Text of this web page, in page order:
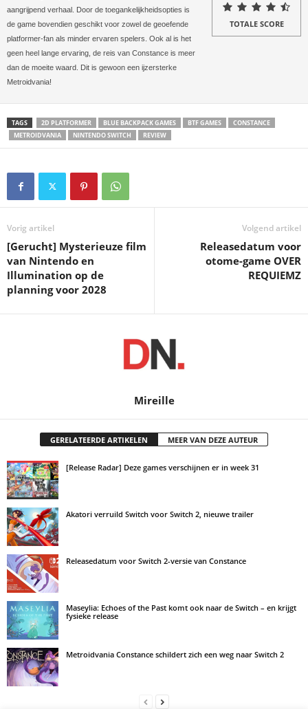
aangrijpend verhaal. Door de toegankelijkheidsopties is
de game bovendien geschikt voor zowel de geoefende
platformer-fan als minder ervaren spelers. Ook al is het
geen heel lange ervaring, de reis van Constance is meer
dan de moeite waard. Dit is gewoon een ijzersterke
Metroidvania!
TOTALE SCORE
TAGS 2D PLATFORMER BLUE BACKPACK GAMES BTF GAMES
CONSTANCE
METROIDVANIA
NINTENDO SWITCH REVIEW
Vorig artikel
[Gerucht] Mysterieuze film
van Nintendo en
Illumination op de
planning voor 2028
Volgend artikel
Releasedatum voor
otome-game OVER
REQUIEMZ
Mireille
GERELATEERDE ARTIKELEN MEER VAN DEZE AUTEUR
[Release Radar] Deze games verschijnen er in week 31
Akatori verruild Switch voor Switch 2, nieuwe trailer
Releasedatum voor Switch 2-versie van Constance
Maseylia: Echoes of the Past komt ook naar de Switch – en krijgt
fysieke release
Metroidvania Constance schildert zich een weg naar Switch 2